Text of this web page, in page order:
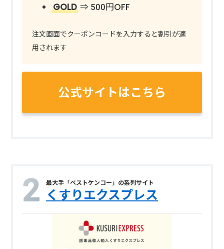
GOLD ⇒ 500円OFF
注文画面でクーポンコードを入力すると割引が適
用されます
公式サイトはこちら
最大手「ベストケンコー」の系列サイト
くすりエクスプレス